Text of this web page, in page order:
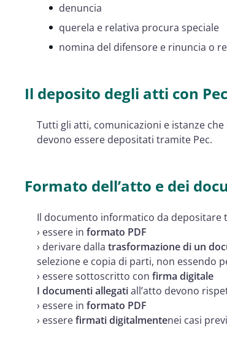
denuncia
querela e relativa procura speciale
nomina del difensore e rinuncia o
Il deposito degli atti con Pec
Tutti gli atti, comunicazioni e istanze
devono essere depositati tramite Pec.
Formato dell’atto e dei
Il documento informatico da depositare
› essere in formato PDF
› derivare dalla trasformazione di un
selezione e copia di parti, non essendo
› essere sottoscritto con firma digitale
I documenti allegatiall’atto devono
› essere in formato PDF
› esserefirmati digitalmentenei casi